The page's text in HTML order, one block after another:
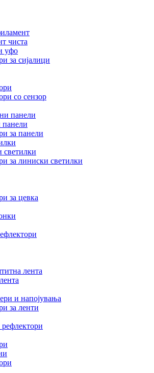
чиста
уфо
за сијалици
со сензор
панели
панели
за панели
за линиски светилки
за цевка
лента
и напојувања
за ленти